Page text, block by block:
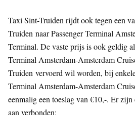
Taxi Sint-Truiden rijdt ook tegen een
Truiden naar Passenger Terminal
Terminal. De vaste prijs is ook geldig
Terminal Amsterdam-Amsterdam
Truiden vervoerd wil worden, bij
Terminal Amsterdam-Amsterdam
eenmalig een toeslag van €10,-. Er zijn
aan verbonden: